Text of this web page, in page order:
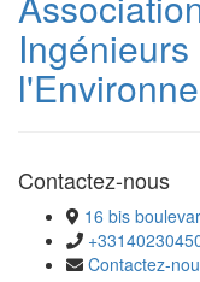
Contactez-nous
16 bis
Contactez-